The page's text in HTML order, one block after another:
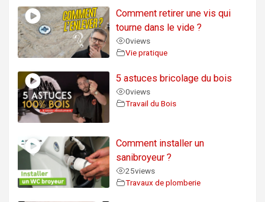
Comment retirer une vis qui
tourne dans le vide ?
0views
Vie pratique
5 astuces bricolage du bois
0views
Travail du Bois
Comment installer un
sanibroyeur ?
25views
Travaux de plomberie